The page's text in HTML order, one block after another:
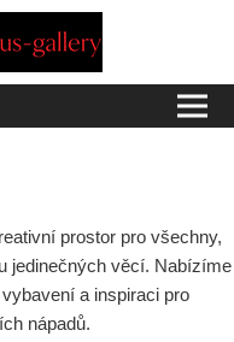
prostor pro všechny,
jedinečných věcí. Nabízíme
a inspiraci pro
nápadů.